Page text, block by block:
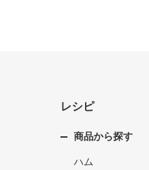
レシピ
商品から探す
ハム